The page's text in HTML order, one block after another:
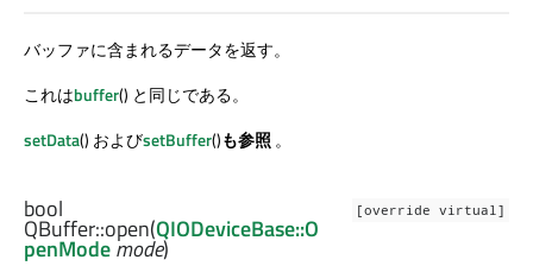
バッファに含まれるデータを返す。
これはbuffer() と同じである。
setData() およびsetBuffer()も参照 。
[override virtual]
bool
QBuffer::open(QIODeviceBase::O
penModemode)